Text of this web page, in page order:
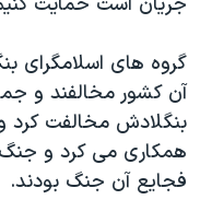
گروه های اسلامگرای
آن کشور مخالفند و
بنگلادش مخالفت کرد
همکاری می کرد و جنگ
فجايع آن جنگ بودند.